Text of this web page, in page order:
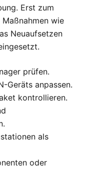
Erst zum
wie
Neuaufsetzen
prüfen.
Geräts anpassen.
kontrollieren.
als
oder